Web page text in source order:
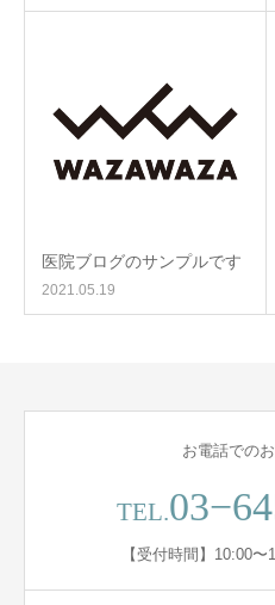
医院ブログのサンプルです
2021.05.19
お電話での
TEL.
【受付時間】10:00